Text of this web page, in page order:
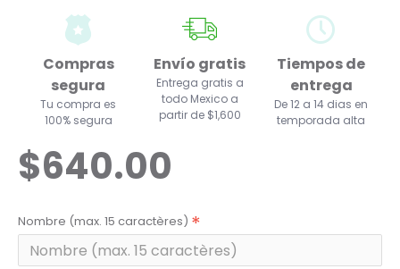
Compras
segura
Tu compra es
100% segura
Envío gratis
Entrega gratis a
todo Mexico a
partir de $1,600
Tiempos de
entrega
De 12 a 14 dias en
temporada alta
$640.00
Nombre (max. 15 caractères)